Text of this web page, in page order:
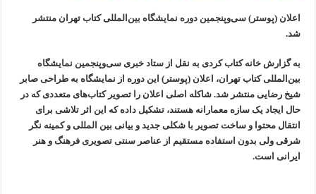
اعلان (پوستر) سی‌وپنجمین دوره نمایشگاه بین‌المللی کتاب تهران منتشر
شد.
به گزارش خانه کتاب کردی به نقل از ستاد خبری سی‌وپنجمین نمایشگاه
بین‌المللی کتاب تهران، اعلان (پوستر) این دوره از نمایشگاه به طراحی صابر
شیخ رضایی منتشر شد. شاکله اصلی اعلان را تصویر کتاب‌های متعددی که در
حال ایجاد یک سازه معمارانه هستند، تشکیل داده که این اثر تلاشی برای
انتقال محتوا و ساخت تصویر با شکلی جدید و بیانی بین المللی و کمینه نگر
شرقی ولی بدون استفاده مستقیم از عناصر سنتی تصویری فرهنگ و هنر
ایرانی است.